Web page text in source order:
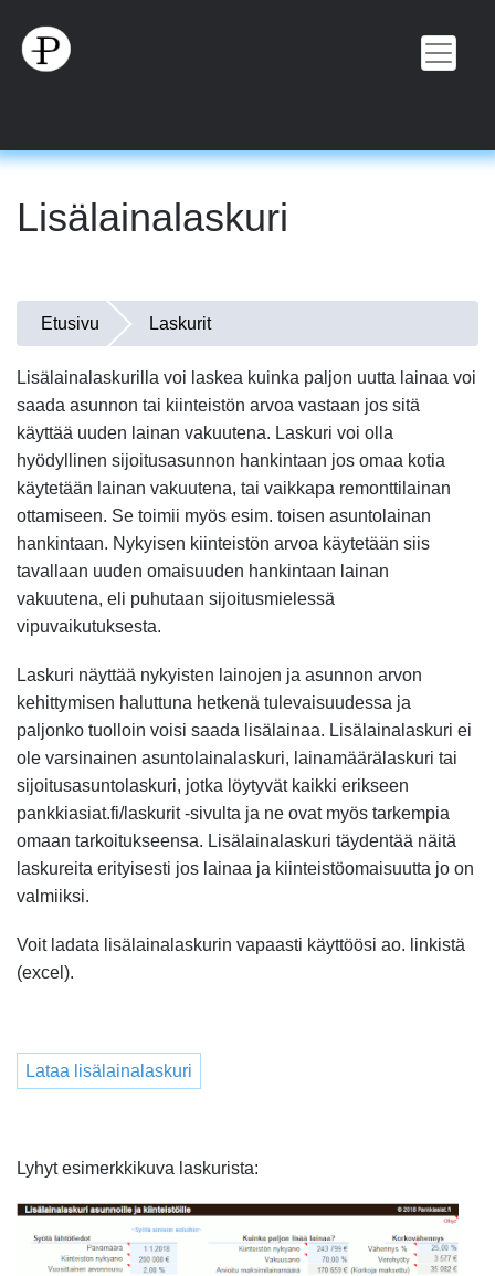
pääsisältöön
Lisälainalaskuri
Olet
täällä
Etusivu Laskurit
Lisälainalaskurilla voi laskea kuinka paljon uutta lainaa voi
saada asunnon tai kiinteistön arvoa vastaan jos sitä
käyttää uuden lainan vakuutena. Laskuri voi olla
hyödyllinen sijoitusasunnon hankintaan jos omaa kotia
käytetään lainan vakuutena, tai vaikkapa remonttilainan
ottamiseen. Se toimii myös esim. toisen asuntolainan
hankintaan. Nykyisen kiinteistön arvoa käytetään siis
tavallaan uuden omaisuuden hankintaan lainan
vakuutena, eli puhutaan sijoitusmielessä
vipuvaikutuksesta.
Laskuri näyttää nykyisten lainojen ja asunnon arvon
kehittymisen haluttuna hetkenä tulevaisuudessa ja
paljonko tuolloin voisi saada lisälainaa. Lisälainalaskuri ei
ole varsinainen asuntolainalaskuri, lainamäärälaskuri tai
sijoitusasuntolaskuri, jotka löytyvät kaikki erikseen
pankkiasiat.fi/laskurit -sivulta ja ne ovat myös tarkempia
omaan tarkoitukseensa. Lisälainalaskuri täydentää näitä
laskureita erityisesti jos lainaa ja kiinteistöomaisuutta jo on
valmiiksi.
Voit ladata lisälainalaskurin vapaasti käyttöösi ao. linkistä
(excel).
Lataa lisälainalaskuri
Lyhyt esimerkkikuva laskurista: